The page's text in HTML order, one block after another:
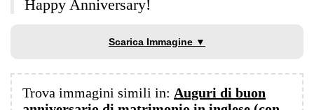
Happy Anniversary!
Scarica Immagine ▼
Trova immagini simili in: Auguri di buon